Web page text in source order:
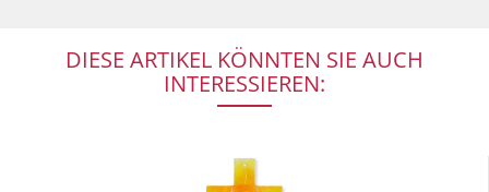
DIESE ARTIKEL KÖNNTEN SIE AUCH
INTERESSIEREN: